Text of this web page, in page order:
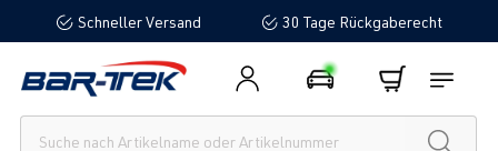
springenSchneller Versand 30 Tage Rückgaberecht